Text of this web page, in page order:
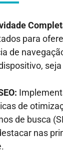
para
de
de
de busca
nas